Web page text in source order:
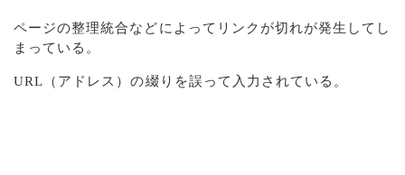
ページの整理統合などによってリンクが切れが発生してし
まっている。
URL（アドレス）の綴りを誤って入力されている。